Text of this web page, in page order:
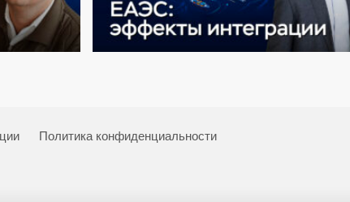
Политика конфиденциальности